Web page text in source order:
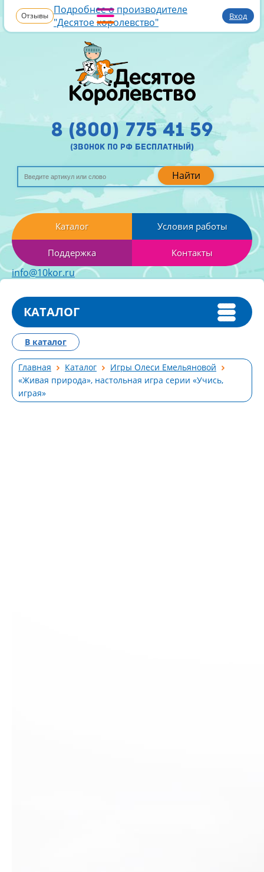
Отзывы Подробнее о производителе
"Десятое королевство"
Вход
Найти
8 (800) 775 41 59
(звонок по рф бесплатный)
Каталог Условия работы
Поддержка Контакты
info@10kor.ru
КАТАЛОГ
Главная Каталог
Игры Олеси Емельяновой
«Живая природа», настольная игра серии «Учись,
играя»
В каталог